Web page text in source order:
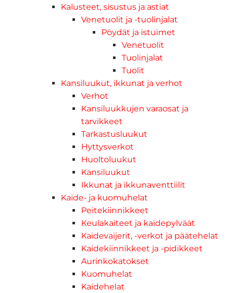
Kalusteet, sisustus ja astiat
Venetuolit ja -tuolinjalat
Pöydät ja istuimet
Venetuolit
Tuolinjalat
Tuolit
Kansiluukut, ikkunat ja verhot
Verhot
Kansiluukkujen varaosat ja
tarvikkeet
Tarkastusluukut
Hyttysverkot
Huoltoluukut
Kansiluukut
Ikkunat ja ikkunaventtiilit
Kaide- ja kuomuhelat
Peitekiinnikkeet
Keulakaiteet ja kaidepylväät
Kaidevaijerit, -verkot ja päätehelat
Kaidekiinnikkeet ja -pidikkeet
Aurinkokatokset
Kuomuhelat
Kaidehelat